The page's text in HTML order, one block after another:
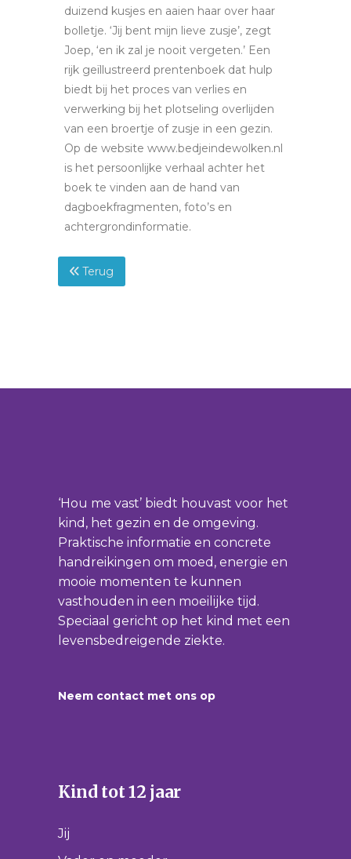
duizend kusjes en aaien haar over haar
bolletje. ‘Jij bent mijn lieve zusje’, zegt
Joep, ‘en ik zal je nooit vergeten.’ Een
rijk geïllustreerd prentenboek dat hulp
biedt bij het proces van verlies en
verwerking bij het plotseling overlijden
van een broertje of zusje in een gezin.
Op de website www.bedjeindewolken.nl
is het persoonlijke verhaal achter het
boek te vinden aan de hand van
dagboekfragmenten, foto’s en
achtergrondinformatie.
Terug
‘Hou me vast’ biedt houvast voor het
kind, het gezin en de omgeving.
Praktische informatie en concrete
handreikingen om moed, energie en
mooie momenten te kunnen
vasthouden in een moeilijke tijd.
Speciaal gericht op het kind met een
levensbedreigende ziekte.
Neem contact met ons op
Kind tot 12 jaar
Jij